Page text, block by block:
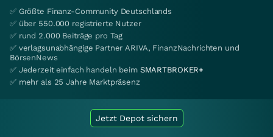
✅ Größte Finanz-Community Deutschlands
✅ über 550.000 registrierte Nutzer
✅ rund 2.000 Beiträge pro Tag
✅ verlagsunabhängige Partner ARIVA, FinanzNachrichten und
BörsenNews
✅ Jederzeit einfach handeln beim SMARTBROKER+
✅ mehr als 25 Jahre Marktpräsenz
Jetzt Depot sichern